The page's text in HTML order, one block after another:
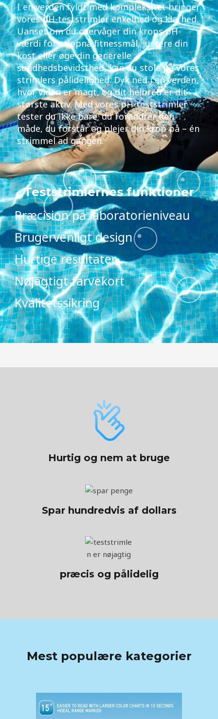
I en verden fyldt med kompleksitet bringer
vores pH-teststrimler enkelhed og klarhed.
Uanset om du overvåger din krops pH-
værdi for at opnå fitnessmål, justere din
kost eller øge din generelle
sundhedsbevidsthed, kan du stole på vores
strimlers pålidelighed. Dyk ned i en verden,
hvor viden er magt, og dit helbred er dit
største aktiv. Med vores pH-teststrimler
tester du ikke bare; du forandrer den
måde, du forstår og plejer din krop på – én
strimmel ad gangen.
Teststrimlernes funktioner
Præcision på laboratorieniveau
Brugervenligt design
Hurtige resultater
Nøjagtigt farvekort
Kvalitetssikring
Hurtig og nem at bruge
Spar hundredvis af dollars
præcis og pålidelig
Mest populære kategorier